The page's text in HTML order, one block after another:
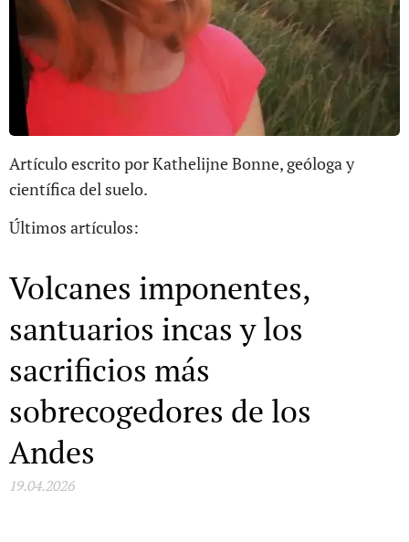
Artículo escrito por Kathelijne Bonne, geóloga y
científica del suelo.
Últimos artículos:
Volcanes imponentes,
santuarios incas y los
sacrificios más
sobrecogedores de los
Andes
19.04.2026